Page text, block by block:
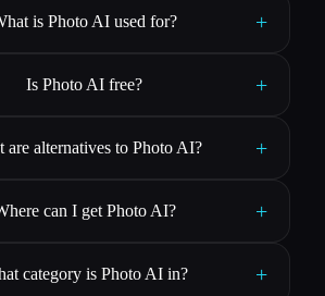
is Photo AI used for? +
Is Photo AI free? +
are alternatives to Photo AI? +
can I get Photo AI? +
category is Photo AI in? +